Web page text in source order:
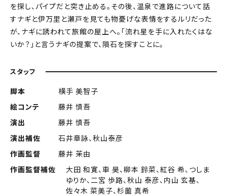
を探し、パイプだと突き止める。その後、温泉で進路について話
すナギと伊万里と瀬戸を見ても物憂げな表情をするルリだった
が、ナギに誘われて旅館の屋上へ。「流れ星を手に入れたくはな
いか？」と言うナギの提案で、隕石を探すことに。
スタッフ
脚本
横手 美智子
絵コンテ
藤井 慎吾
演出
藤井 慎吾
演出補佐
石井章詠、秋山泰彦
作画監督
藤井 茉由
作画監督補佐
大田 和寛、車 昊、柳本 鈴菜、紅谷 希、つしま
ゆりか、二宮 歩路、秋山 泰彦、内山 玄基、
佐々木 菜美子、杉薗 真希